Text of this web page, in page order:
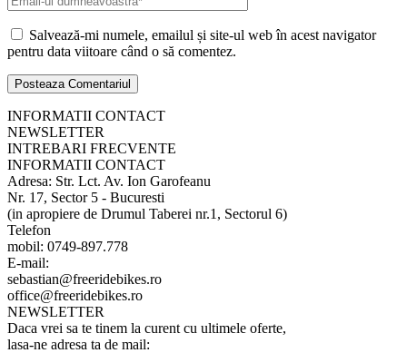
Salvează-mi numele, emailul și site-ul web în acest navigator
pentru data viitoare când o să comentez.
INFORMATII CONTACT
NEWSLETTER
INTREBARI FRECVENTE
INFORMATII CONTACT
Adresa: Str. Lct. Av. Ion Garofeanu
Nr. 17, Sector 5 - Bucuresti
(in apropiere de Drumul Taberei nr.1, Sectorul 6)
Telefon
mobil: 0749-897.778
E-mail:
sebastian@freeridebikes.ro
office@freeridebikes.ro
NEWSLETTER
Daca vrei sa te tinem la curent cu ultimele oferte,
lasa-ne adresa ta de mail: